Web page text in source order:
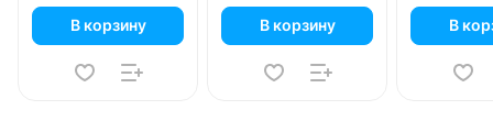
В корзину В корзину В